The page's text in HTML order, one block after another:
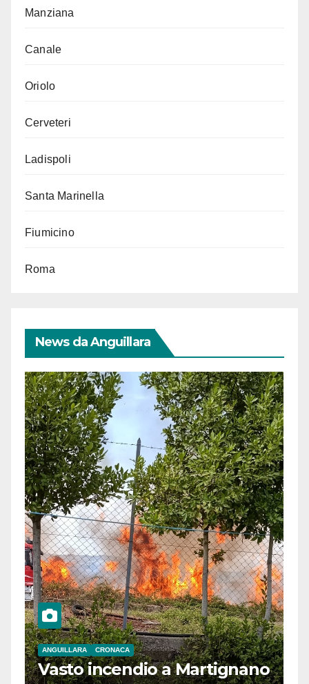
Manziana
Canale
Oriolo
Cerveteri
Ladispoli
Santa Marinella
Fiumicino
Roma
News da Anguillara
ANGUILLARA CRONACA
Vasto incendio a Martignano